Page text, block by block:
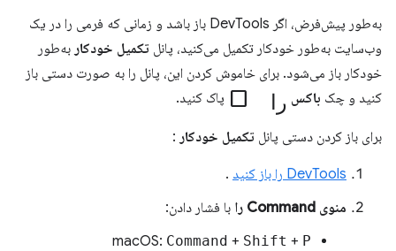
به‌طور پیش‌فرض، اگر DevTools باز باشد و زمانی که فرمی را در یک
وب‌سایت به‌طور خودکار تکمیل می‌کنید، پانل تکمیل خودکار به‌طور
خودکار باز می‌شود. برای خاموش کردن این، پانل را به صورت دستی باز
کنید و چک باکس check_box_outline_blank را پاک کنید.
برای باز کردن دستی پانل تکمیل خودکار :
DevTools را باز کنید
.
منوی Command را
با فشار دادن:
macOS: Command + Shift + P